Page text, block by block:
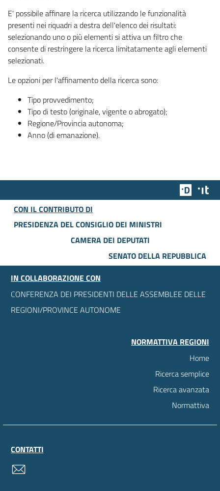
E' possibile affinare la ricerca utilizzando le funzionalità
presenti nei riquadri a destra dell'elenco dei risultati:
selezionando uno o più elementi si attiva un filtro che
consente di restringere la ricerca limitatamente agli elementi
selezionati.
Le opzioni per l'affinamento della ricerca sono:
Tipo provvedimento;
Tipo di testo (originale, vigente o abrogato);
Regione/Provincia autonoma;
Anno (di emanazione).
Team
CON IL CONTRIBUTO DI
PRESIDENZA DEL CONSIGLIO DEI MINISTRI
CAMERA DEI DEPUTATI
SENATO DELLA REPUBBLICA
IN COLLABORAZIONE CON
CONFERENZA DEI PRESIDENTI DELLE ASSEMBLEE DELLE
REGIONI/PROVINCE AUTONOME
NORMATTIVA REGIONI
Home
Ricerca semplice
Ricerca avanzata
Normattiva
CONTATTI